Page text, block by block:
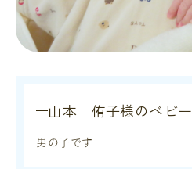
山本 侑子様のベビー
男の子です